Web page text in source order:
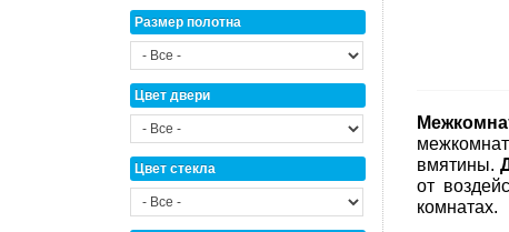
Размер полотна
Цвет двери
Цвет стекла
вмятины.
от
комнатах.